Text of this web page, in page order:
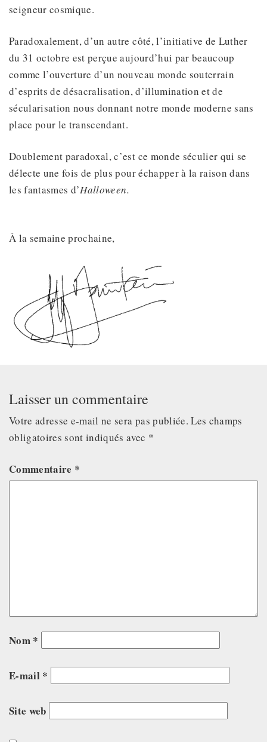
seigneur cosmique.
Paradoxalement, d’un autre côté, l’initiative de Luther
du 31 octobre est perçue aujourd’hui par beaucoup
comme l’ouverture d’un nouveau monde souterrain
d’esprits de désacralisation, d’illumination et de
sécularisation nous donnant notre monde moderne sans
place pour le transcendant.
Doublement paradoxal, c’est ce monde séculier qui se
délecte une fois de plus pour échapper à la raison dans
les fantasmes d’Halloween.
À la semaine prochaine,
Laisser un commentaire
Votre adresse e-mail ne sera pas publiée. Les champs
obligatoires sont indiqués avec *
Commentaire *
Nom *
E-mail *
Site web